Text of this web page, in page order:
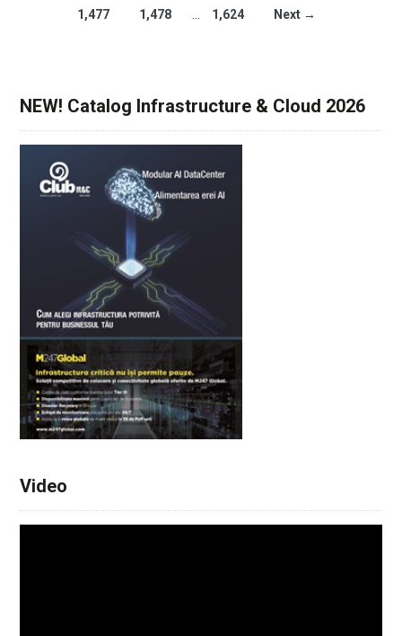
1,477 1,478 1,624 Next →
NEW! Catalog Infrastructure & Cloud 2026
Video